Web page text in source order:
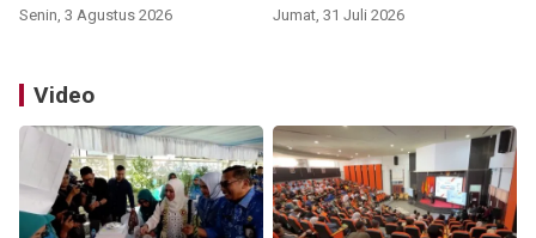
Senin, 3 Agustus 2026 Jumat, 31 Juli 2026
Video